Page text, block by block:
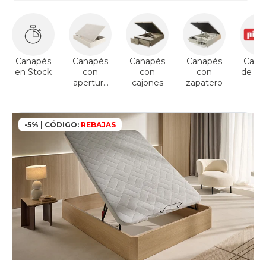
especial
cambria
canapes-
abatibles
80x220cm-
especial
abatibles
90x180cm
cambria
canapes-
abatibles
90x190cm
cambria
canapes-
abatibles
90x200cm
cambria
canapes-
abatibles
Canapés
en Stock
Canapés
con
apertura
Canapés
con
cajones
Canapés
con
zapatero
de
-5% | CÓDIGO: REBAJAS